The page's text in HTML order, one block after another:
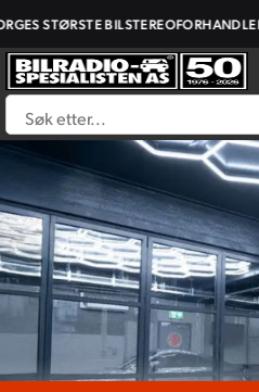
STØRSTE BILSTEREOFORHANDLER